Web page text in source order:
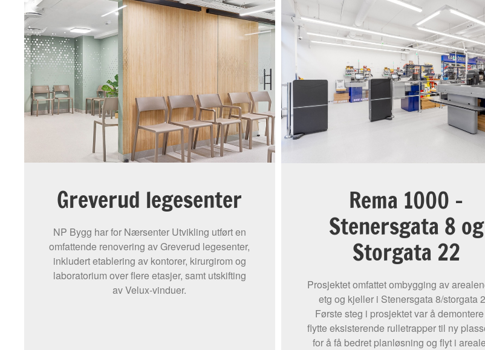
Greverud legesenter
NP Bygg har for Nærsenter Utvikling utført en
omfattende renovering av Greverud legesenter,
inkludert etablering av kontorer, kirurgirom og
laboratorium over flere etasjer, samt utskifting
av Velux-vinduer.
Rema 1000 -
Stenersgata 8 og
Storgata 22
Prosjektet omfattet ombygging av
etg og kjeller i Stenersgata 8/storgata
Første steg i prosjektet var å
flytte eksisterende rulletrapper til ny
for å få bedret planløsning og flyt i